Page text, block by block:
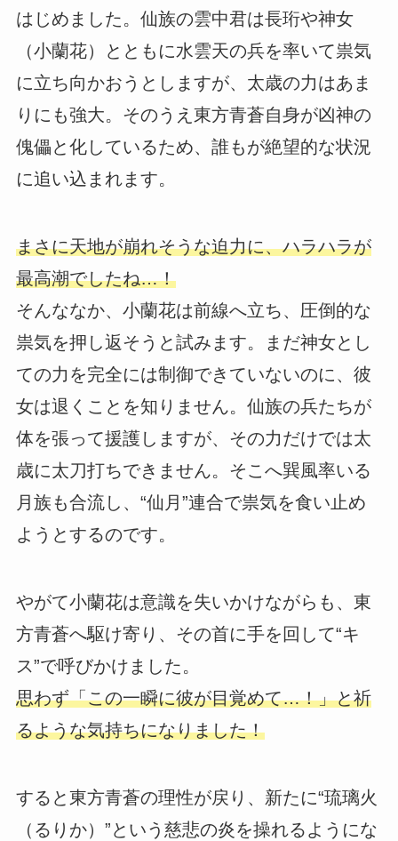
はじめました。仙族の雲中君は長珩や神女
（小蘭花）とともに水雲天の兵を率いて祟気
に立ち向かおうとしますが、太歳の力はあま
りにも強大。そのうえ東方青蒼自身が凶神の
傀儡と化しているため、誰もが絶望的な状況
に追い込まれます。
まさに天地が崩れそうな迫力に、ハラハラが
最高潮でしたね…！
そんななか、小蘭花は前線へ立ち、圧倒的な
祟気を押し返そうと試みます。まだ神女とし
ての力を完全には制御できていないのに、彼
女は退くことを知りません。仙族の兵たちが
体を張って援護しますが、その力だけでは太
歳に太刀打ちできません。そこへ巽風率いる
月族も合流し、“仙月”連合で祟気を食い止め
ようとするのです。
やがて小蘭花は意識を失いかけながらも、東
方青蒼へ駆け寄り、その首に手を回して“キ
ス”で呼びかけました。
思わず「この一瞬に彼が目覚めて…！」と祈
るような気持ちになりました！
すると東方青蒼の理性が戻り、新たに“琉璃火
（るりか）”という慈悲の炎を操れるようにな